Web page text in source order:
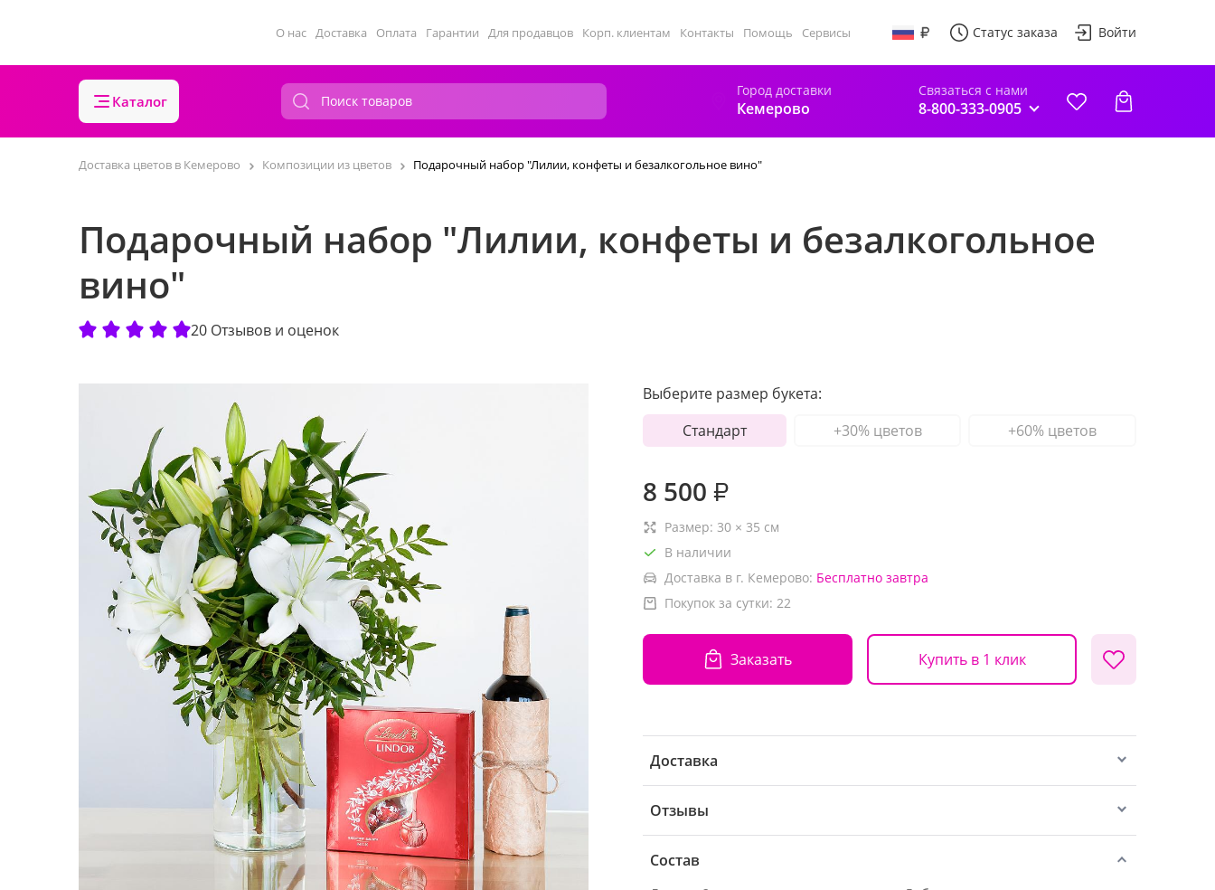
О нас Доставка Оплата Гарантии Для продавцов Корп. клиентам Контакты Помощь Сервисы Статус заказа Войти
Каталог
Город доставки
Кемерово
Связаться с нами
8-800-333-0905
Доставка цветов в Кемерово Композиции из цветов Подарочный набор "Лилии, конфеты и безалкогольное вино"
Подарочный набор "Лилии, конфеты и безалкогольное
вино"
20 Отзывов и оценок
Выберите размер букета:
Стандарт
+30% цветов +60% цветов
8 500 ₽
Размер: 30 × 35 см
В наличии
Доставка в г. Кемерово: Бесплатно завтра
Покупок за сутки: 22
Заказать Купить в 1 клик
Доставка
Отзывы
Состав